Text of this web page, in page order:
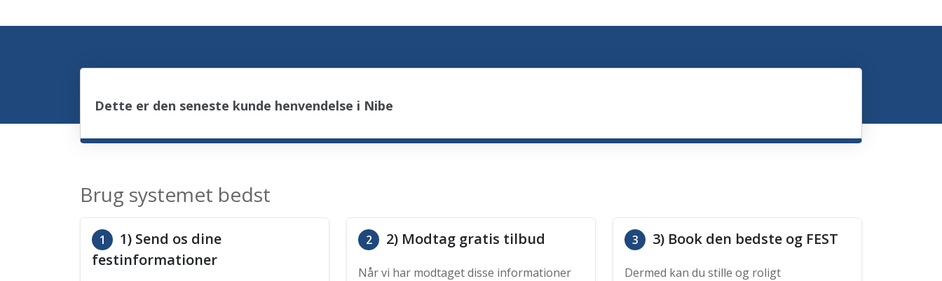
Dette er den seneste kunde henvendelse i Nibe
Brug systemet bedst
1
1) Send os dine
festinformationer
2 2) Modtag gratis tilbud
Når vi har modtaget disse informationer
3 3) Book den bedste og FEST
Dermed kan du stille og roligt